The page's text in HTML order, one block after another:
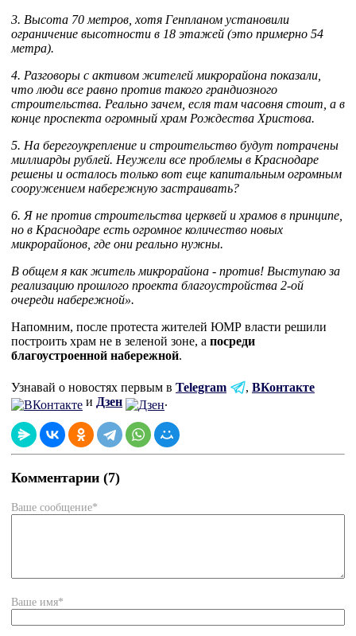
3. Высота 70 метров, хотя Генпланом установили
ограничение высотности в 18 этажей (это примерно 54
метра).
4. Разговоры с активом жителей микрорайона показали,
что люди все равно против такого грандиозного
строительства. Реально зачем, есля там часовня стоит, а в
конце проспекта огромный храм Рождества Христова.
5. На берегоукрепление и строительство будут потрачены
миллиарды рублей. Неужели все проблемы в Краснодаре
решены и осталось только вот еще капитальным огромным
сооружением набережную застраивать?
6. Я не против строительства церквей и храмов в принципе,
но в Краснодаре есть огромное количество новых
микрорайонов, где они реально нужны.
В общем я как житель микрорайона - против! Выступаю за
реализацию прошлого проекта благоустройства 2-ой
очереди набережной».
Напомним, после протеста жителей ЮМР власти решили
построить храм не в зеленой зоне, а посреди
благоустроенной набережной.
Узнавай о новостях первым в Telegram , ВКонтакте
и Дзен .
Комментарии (7)
Ваше сообщение*
Ваше имя*